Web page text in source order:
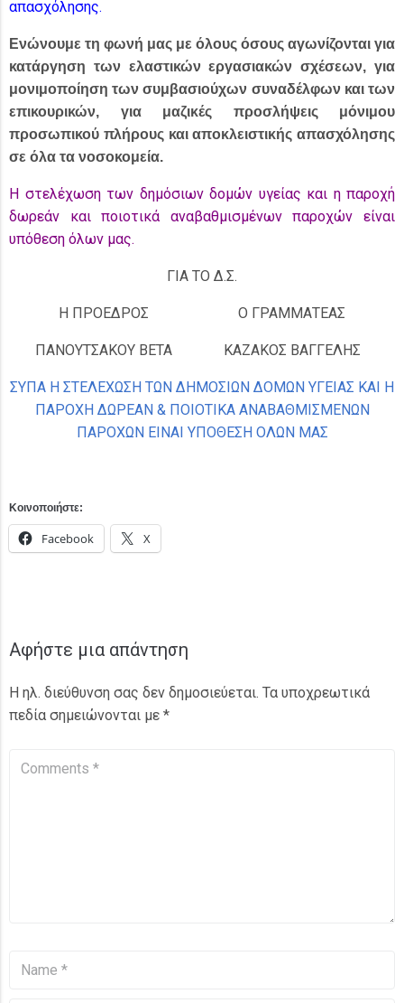
απασχόλησης.
Ενώνουμε τη φωνή μας με όλους όσους αγωνίζονται για
κατάργηση των ελαστικών εργασιακών σχέσεων, για
μονιμοποίηση των συμβασιούχων συναδέλφων και των
επικουρικών, για μαζικές προσλήψεις μόνιμου
προσωπικού πλήρους και αποκλειστικής απασχόλησης
σε όλα τα νοσοκομεία.
Η στελέχωση των δημόσιων δομών υγείας και η παροχή
δωρεάν και ποιοτικά αναβαθμισμένων παροχών είναι
υπόθεση όλων μας.
ΓΙΑ ΤΟ Δ.Σ.
Η ΠΡΟΕΔΡΟΣ
ΠΑΝΟΥΤΣΑΚΟΥ ΒΕΤΑ
Ο ΓΡΑΜΜΑΤΕΑΣ
ΚΑΖΑΚΟΣ ΒΑΓΓΕΛΗΣ
ΣΥΠΑ Η ΣΤΕΛΕΧΩΣΗ ΤΩΝ ΔΗΜΟΣΙΩΝ ΔΟΜΩΝ ΥΓΕΙΑΣ ΚΑΙ Η
ΠΑΡΟΧΗ ΔΩΡΕΑΝ & ΠΟΙΟΤΙΚΑ ΑΝΑΒΑΘΜΙΣΜΕΝΩΝ
ΠΑΡΟΧΩΝ ΕΙΝΑΙ ΥΠΟΘΕΣΗ ΟΛΩΝ ΜΑΣ
Κοινοποιήστε:
Facebook X
Αφήστε μια απάντηση
Η ηλ. διεύθυνση σας δεν δημοσιεύεται. Τα υποχρεωτικά
πεδία σημειώνονται με *